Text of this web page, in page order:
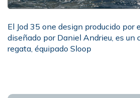
El Jod 35 one design producido por
diseñado por Daniel Andrieu, es un
regata, équipado Sloop